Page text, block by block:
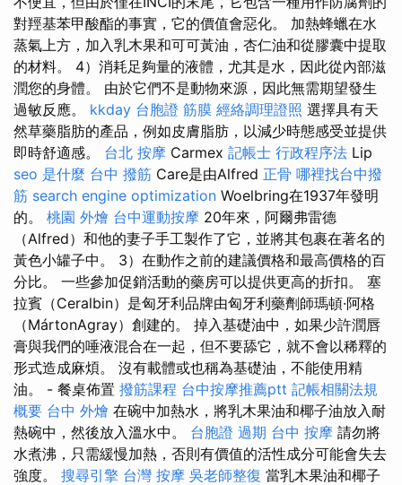
對羥基苯甲酸酯的事實，它的價值會惡化。 加熱蜂蠟在水
蒸氣上方，加入乳木果和可可黃油，杏仁油和從膠囊中提取
的材料。 4）消耗足夠量的液體，尤其是水，因此從內部滋
潤您的身體。 由於它們不是動物來源，因此無需期望發生
過敏反應。 kkday 台胞證 筋膜 經絡調理證照 選擇具有天
然草藥脂肪的產品，例如皮膚脂肪，以減少時態感受並提供
即時舒適感。 台北 按摩 Carmex 記帳士 行政程序法 Lip
seo 是什麼 台中 撥筋 Care是由Alfred 正骨 哪裡找台中撥
筋 search engine optimization Woelbring在1937年發明
的。 桃園 外燴 台中運動按摩 20年來，阿爾弗雷德
（Alfred）和他的妻子手工製作了它，並將其包裹在著名的
黃色小罐子中。 3）在動作之前的建議價格和最高價格的百
分比。 一些參加促銷活動的藥房可以提供更高的折扣。 塞
拉賓（Ceralbin）是匈牙利品牌由匈牙利藥劑師瑪頓·阿格
（MártonAgray）創建的。 掉入基礎油中，如果少許潤唇
膏與我們的唾液混合在一起，但不要舔它，就不會以稀釋的
形式造成麻煩。 沒有載體或也稱為基礎油，不能使用精
油。 - 餐桌佈置 撥筋課程 台中按摩推薦ptt 記帳相關法規
概要 台中 外燴 在碗中加熱水，將乳木果油和椰子油放入耐
熱碗中，然後放入溫水中。 台胞證 過期 台中 按摩 請勿將
水煮沸，只需緩慢加熱，否則有價值的活性成分可能會失去
強度。 搜尋引擎 台灣 按摩 吳老師整復 當乳木果油和椰子